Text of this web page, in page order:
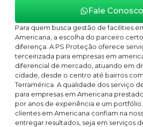
Fale Conosco
Para quem busca gestão de facilities
Americana, a escolha do parceiro
diferença. A PS Proteção oferece
terceirizada para empresas em
diferencial de mercado, atuando em
cidade, desde o centro até bairros
Terramérica. A qualidade dos serviço
para empresas em Americana
por anos de experiência e um portfólio
clientes em Americana confiam na
entregar resultados, seja em serviços